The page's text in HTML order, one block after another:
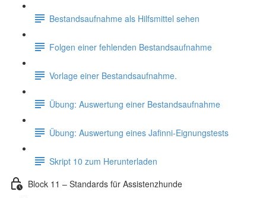
Bestandsaufnahme als Hilfsmittel sehen
Folgen einer fehlenden Bestandsaufnahme
Vorlage einer Bestandsaufnahme.
Übung: Auswertung einer Bestandsaufnahme
Übung: Auswertung eines Jafinni-Eignungstests
Skript 10 zum Herunterladen
Block 11 – Standards für Assistenzhunde